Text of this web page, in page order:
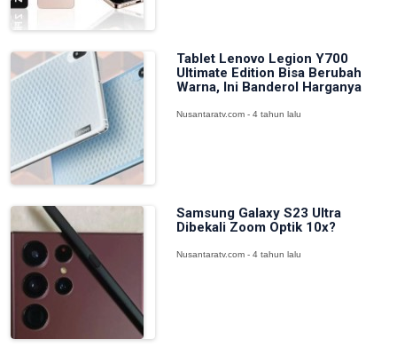
Tablet Lenovo Legion Y700
Ultimate Edition Bisa Berubah
Warna, Ini Banderol Harganya
Nusantaratv.com - 4 tahun lalu
Samsung Galaxy S23 Ultra
Dibekali Zoom Optik 10x?
Nusantaratv.com - 4 tahun lalu